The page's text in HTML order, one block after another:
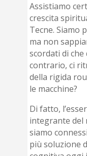
Assistiamo
crescita
Tecne. Siamo
ma non
scordati di che
contrario, ci
della rigida
le macchine?
Di fatto,
integrante del
siamo
più soluzione